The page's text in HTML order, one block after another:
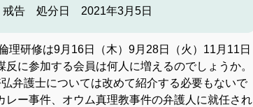
告 処分日 2021年3月5日
理研修は9月16日（木）9月28日（火）11月11日
反に参加する会員は何人に増えるのでしょうか。
弁護士については改めて紹介する必要もないで
レー事件、オウム真理教事件の弁護人に就任され